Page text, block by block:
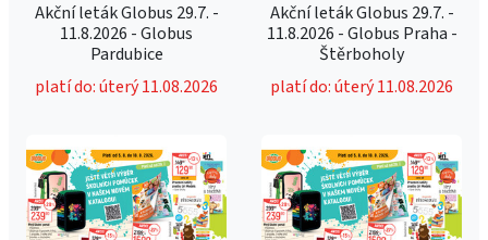
Akční leták Globus 29.7. -
11.8.2026 - Globus
Pardubice
platí do: úterý 11.08.2026
Akční leták Globus 29.7. -
11.8.2026 - Globus Praha -
Štěrboholy
platí do: úterý 11.08.2026